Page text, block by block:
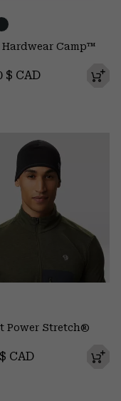
Hardwear Camp™
price:
$ CAD
Power Stretch®
price:
CAD